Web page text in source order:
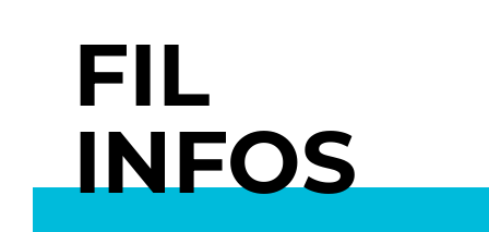
FIL
INFOS